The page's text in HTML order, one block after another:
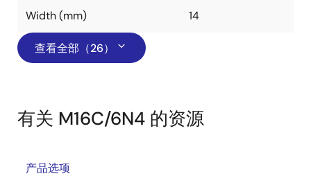
Width (mm) 14
查看全部（26）
有关 M16C/6N4 的资源
产品选项